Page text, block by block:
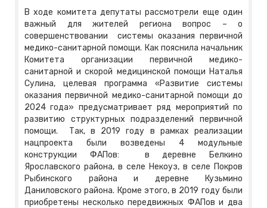
В ходе комитета депутаты рассмотрели еще один
важный для жителей региона вопрос – о
совершенствовании системы оказания первичной
медико-санитарной помощи. Как пояснила начальник
Комитета организации первичной медико-
санитарной и скорой медицинской помощи Наталья
Сулина, целевая программа «Развитие системы
оказания первичной медико-санитарной помощи до
2024 года» предусматривает ряд мероприятий по
развитию структурных подразделений первичной
помощи. Так, в 2019 году в рамках реализации
нацпроекта были возведены 4 модульные
конструкции ФАПов: в деревне Белкино
Ярославского района, в селе Некоуз, в селе Покров
Рыбинского района и деревне Кузьмино
Даниловского района. Кроме этого, в 2019 году были
приобретены несколько передвижных ФАПов и два